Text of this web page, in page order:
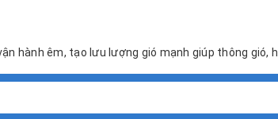
hành êm, tạo lưu lượng gió mạnh giúp thông gió,